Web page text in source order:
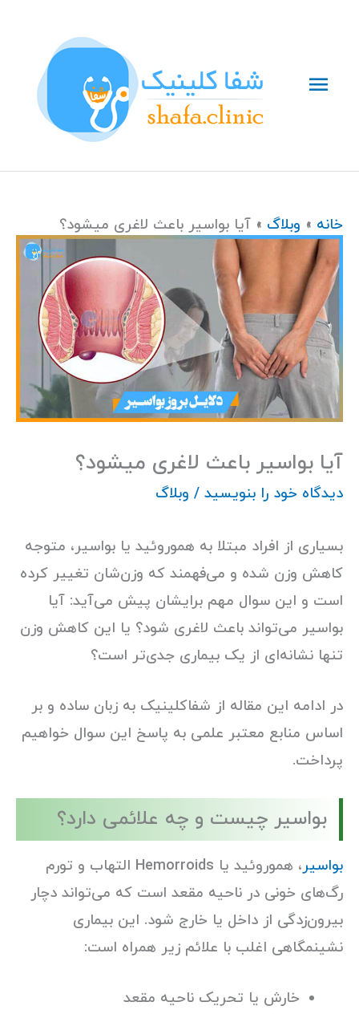
اصلی
خانه وبلاگ آیا بواسیر باعث لاغری میشود؟
آیا بواسیر باعث لاغری میشود؟
دیدگاه‌ خود را بنویسید / وبلاگ
بسیاری از افراد مبتلا به هموروئید یا بواسیر، متوجه
کاهش وزن شده و می‌فهمند که وزن‌شان تغییر کرده
است و این سوال مهم برایشان پیش می‌آید: آیا
بواسیر می‌تواند باعث لاغری شود؟ یا این کاهش وزن
تنها نشانه‌ای از یک بیماری جدی‌تر است؟
در ادامه این مقاله از شفاکلینیک به زبان ساده و بر
اساس منابع معتبر علمی به پاسخ این سوال خواهیم
پرداخت.
بواسیر چیست و چه علائمی دارد؟
بواسیر
، هموروئید یا Hemorroids التهاب و تورم
رگ‌های خونی در ناحیه مقعد است که می‌تواند دچار
بیرون‌زدگی از داخل یا خارج شود. این بیماری
نشینمگاهی اغلب با علائم زیر همراه است:
خارش یا تحریک ناحیه مقعد